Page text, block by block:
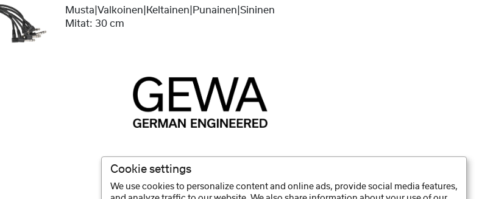
Musta|Valkoinen|Keltainen|Punainen|Sininen
Mitat: 30 cm
Cookie settings
We use cookies to personalize content and online ads, provide social media features,